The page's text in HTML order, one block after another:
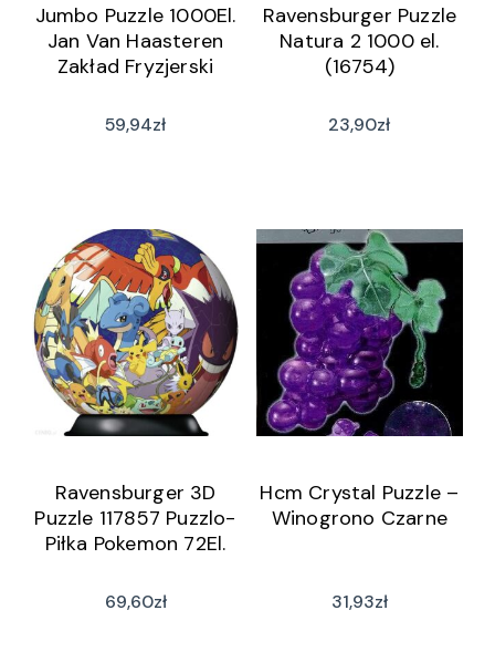
Jumbo Puzzle 1000El.
Jan Van Haasteren
Zakład Fryzjerski
59,94zł
Ravensburger Puzzle
Natura 2 1000 el.
(16754)
23,90zł
Ravensburger 3D
Puzzle 117857 Puzzlo-
Piłka Pokemon 72El.
69,60zł
Hcm Crystal Puzzle –
Winogrono Czarne
31,93zł